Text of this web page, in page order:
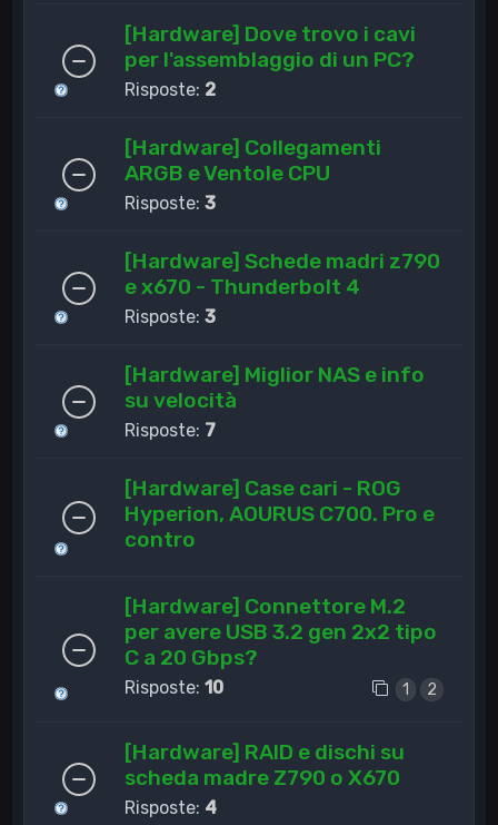
[Hardware] Dove trovo i cavi
per l'assemblaggio di un PC?
Risposte: 2
[Hardware] Collegamenti
ARGB e Ventole CPU
Risposte:3
[Hardware] Schede madri z790
e x670 - Thunderbolt 4
Risposte:3
[Hardware] Miglior NAS e info
su velocità
Risposte: 7
[Hardware] Case cari - ROG
Hyperion, AOURUS C700. Pro e
contro
[Hardware] Connettore M.2
per avere USB 3.2 gen 2x2 tipo
C a 20 Gbps?
Risposte:10 1 2
[Hardware] RAID e dischi su
scheda madre Z790 o X670
Risposte: 4